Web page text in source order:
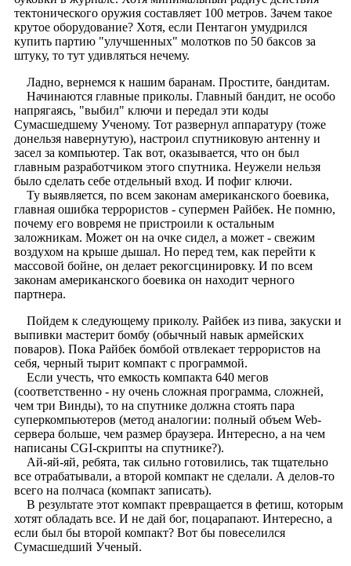
тектонического оружия составляет 100 метров. Зачем такое
крутое оборудование? Хотя, если Пентагон умудрился
купить партию "улучшенных" молотков по 50 баксов за
штуку, то тут удивляться нечему.
Ладно, вернемся к нашим баранам. Простите, бандитам.
Начинаются главные приколы. Главный бандит, не особо
напрягаясь, "выбил" ключи и передал эти коды
Сумасшедшему Ученому. Тот развернул аппаратуру (тоже
донельзя навернутую), настроил спутниковую антенну и
засел за компьютер. Так вот, оказывается, что он был
главным разработчиком этого спутника. Неужели нельзя
было сделать себе отдельный вход. И пофиг ключи.
Ту выявляется, по всем законам американского боевика,
главная ошибка террористов - супермен Райбек. Не помню,
почему его вовремя не пристроили к остальным
заложникам. Может он на очке сидел, а может - свежим
воздухом на крыше дышал. Но перед тем, как перейти к
массовой бойне, он делает рекогсцинировку. И по всем
законам американского боевика он находит черного
партнера.
Пойдем к следующему приколу. Райбек из пива, закуски и
выпивки мастерит бомбу (обычный навык армейских
поваров). Пока Райбек бомбой отвлекает террористов на
себя, черный тырит компакт с программой.
Если учесть, что емкость компакта 640 мегов
(соответственно - ну очень сложная программа, сложней,
чем три Винды), то на спутнике должна стоять пара
суперкомпьютеров (метод аналогии: полный объем Web-
сервера больше, чем размер браузера. Интересно, а на чем
написаны CGI-скрипты на спутнике?).
Ай-яй-яй, ребята, так сильно готовились, так тщательно
все отрабатывали, а второй компакт не сделали. А делов-то
всего на полчаса (компакт записать).
В результате этот компакт превращается в фетиш, которым
хотят обладать все. И не дай бог, поцарапают. Интересно, а
если был бы второй компакт? Вот бы повеселился
Сумасшедший Ученый.